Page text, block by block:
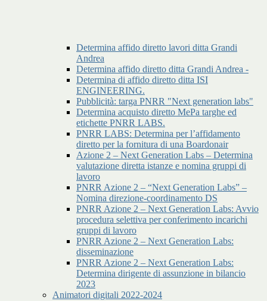
Determina affido diretto lavori ditta Grandi
Andrea
Determina affido diretto ditta Grandi Andrea -
Determina di affido diretto ditta ISI
ENGINEERING.
Pubblicità: targa PNRR "Next generation labs"
Determina acquisto diretto MePa targhe ed
etichette PNRR LABS.
PNRR LABS: Determina per l’affidamento
diretto per la fornitura di una Boardonair
Azione 2 – Next Generation Labs – Determina
valutazione diretta istanze e nomina gruppi di
lavoro
PNRR Azione 2 – “Next Generation Labs” –
Nomina direzione-coordinamento DS
PNRR Azione 2 – Next Generation Labs: Avvio
procedura selettiva per conferimento incarichi
gruppi di lavoro
PNRR Azione 2 – Next Generation Labs:
disseminazione
PNRR Azione 2 – Next Generation Labs:
Determina dirigente di assunzione in bilancio
2023
Animatori digitali 2022-2024